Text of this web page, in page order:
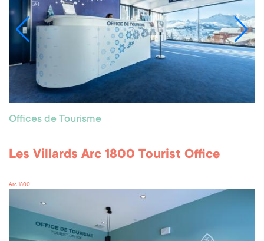
Offices de Tourisme
Les Villards Arc 1800 Tourist Office
Arc 1800